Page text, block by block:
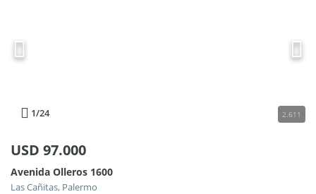
1/24 2.611
USD 97.000
Avenida Olleros 1600
Las Cañitas, Palermo